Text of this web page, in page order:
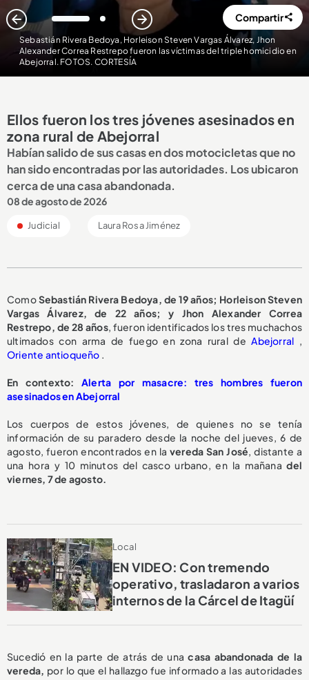
Sebastián Rivera Bedoya, Horleison Steven Vargas Álvarez, Jhon
Alexander Correa Restrepo fueron las víctimas del triple homicidio en
Abejorral. FOTOS. CORTESÍA
1 2 Compartir
Ellos fueron los tres jóvenes asesinados en
zona rural de Abejorral
Habían salido de sus casas en dos motocicletas que no
han sido encontradas por las autoridades. Los ubicaron
cerca de una casa abandonada.
08 de agosto de 2026
Judicial Laura Rosa Jiménez
ComoSebastián Rivera Bedoya, de 19 años; Horleison Steven
Vargas Álvarez, de 22 años; y Jhon Alexander Correa
Restrepo, de 28 años, fueron identificados los tres muchachos
ultimados con arma de fuego en zona rural deAbejorral ,
Oriente antioqueño .
En contexto:Alerta por masacre: tres hombres fueron
asesinados en Abejorral
Los cuerpos de estos jóvenes, de quienes no se tenía
información de su paradero desde la noche del jueves, 6 de
agosto, fueron encontrados en la vereda San José, distante a
una hora y 10 minutos del casco urbano, en la mañana del
viernes, 7 de agosto.
Local
EN VIDEO: Con tremendo
operativo, trasladaron a varios
internos de la Cárcel de Itagüí
Sucedió en la parte de atrás de unacasa abandonada de la
vereda, por lo que el hallazgo fue informado a las autoridades